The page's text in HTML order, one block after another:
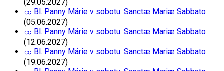
(29.05.2027)
㏄ Bl. Panny Márie v sobotu. Sanctæ Mariæ Sabbato
(05.06.2027)
㏄ Bl. Panny Márie v sobotu. Sanctæ Mariæ Sabbato
(12.06.2027)
㏄ Bl. Panny Márie v sobotu. Sanctæ Mariæ Sabbato
(19.06.2027)